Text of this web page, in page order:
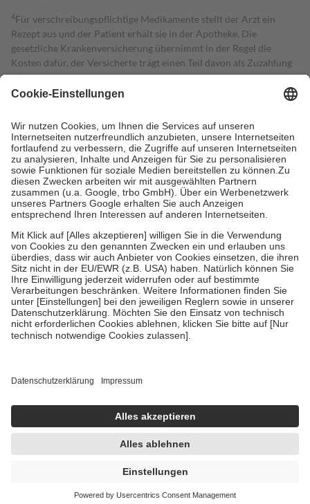
4Für verschreibungspflichtige Medikamente stellt der Arzt ein
Rezept aus und der Patient erhält sie in der Apotheke. Die
gesetzliche Krankenversicherung übernimmt in der Regel die
Kosten dafür, der Versicherte trägt einen Teil davon als Zuzahlung
mit.
Grundsätzlich leisten Mitglieder Zuzahlungen in Höhe von zehn
höchstens zehn Euro.
Es sind jedoch nie mehr als die tatsächlichen
Kosten der Leistung zu entrichten.
Diese Regeln gelten grundsätzlich auch für Online-Apotheken.
Bei Heilmitteln und häuslicher Krankenpflege beträgt die
Zuzahlung zehn Prozent der Kosten sowie zehn Euro je
Verordnung.
Um das Engagement der Versicherten für ihre eigene Gesundheit zu
stärken und die besondere Stellung der Familie zu unterstützen,
fallenkeine Zuzahlungenan bei:
• Kindern und Jugendlichen bis zum vollendeten 18. Lebensjahr
mit Ausnahme der Fahrkosten
• Untersuchungen zur Vorsorge und Früherkennung, die von der
GKV getragen werden
• empfohlenen Schutzimpfungen
• Harn- und Blutteststreifen
getroffen, um sicherzustellen, dass es sich um echte Bewertungen
https://help.etrusted.com/hc/de/articles/4419944605341
Einige Bilder und Inhalte wurden unter Zuhilfenahme künstlicher